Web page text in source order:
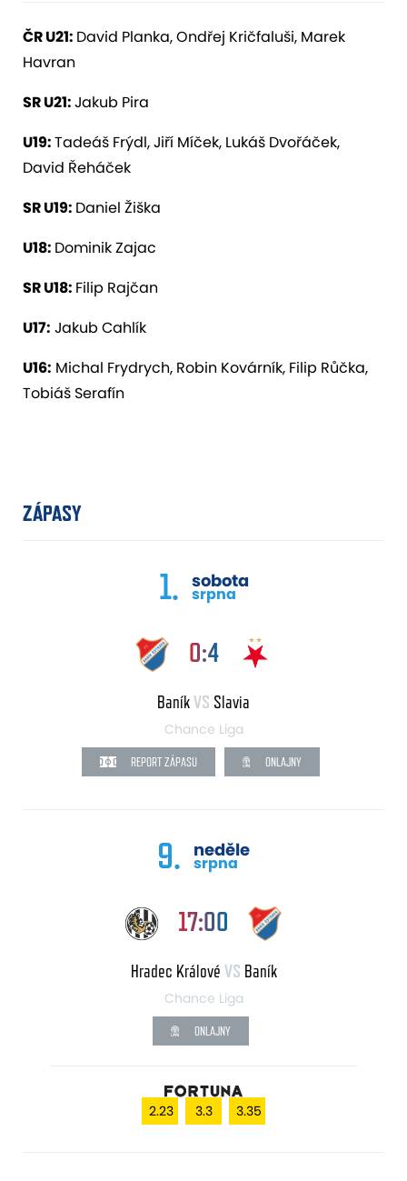
ČR U21: David Planka, Ondřej Kričfaluši, Marek
Havran
SR U21:Jakub Pira
U19:Tadeáš Frýdl, Jiří Míček, Lukáš Dvořáček,
David Řeháček
SR U19: Daniel Žiška
U18: Dominik Zajac
SR U18: Filip Rajčan
U17: Jakub Cahlík
U16: Michal Frydrych, Robin Kovárník, Filip Růčka,
Tobiáš Serafín
ZÁPASY
1. sobota
srpna
0:4
BaníkVS Slavia
Chance Liga
REPORT ZÁPASU ONLAJNY
9. neděle
srpna
17:00
Hradec Králové VS Baník
Chance Liga
ONLAJNY
2.23 3.3 3.35